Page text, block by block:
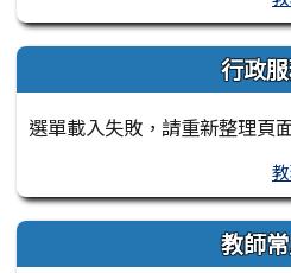
行政
選單載入失敗，請重新整理頁
教師